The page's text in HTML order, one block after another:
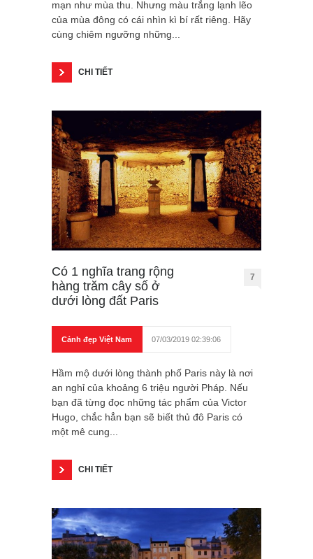
mạn như mùa thu. Nhưng màu trắng lạnh lẽo
của mùa đông có cái nhìn kì bí rất riêng. Hãy
cùng chiêm ngưỡng những...
CHI TIẾT
Có 1 nghĩa trang rộng
hàng trăm cây số ở
dưới lòng đất Paris
7
Cảnh đẹp Việt Nam 07/03/2019 02:39:06
Hầm mộ dưới lòng thành phố Paris này là nơi
an nghỉ của khoảng 6 triệu người Pháp. Nếu
bạn đã từng đọc những tác phẩm của Victor
Hugo, chắc hẳn bạn sẽ biết thủ đô Paris có
một mê cung...
CHI TIẾT